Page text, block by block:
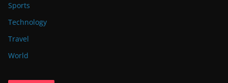
Sports
Technology
Travel
World